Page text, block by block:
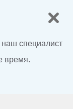
специалист
время.